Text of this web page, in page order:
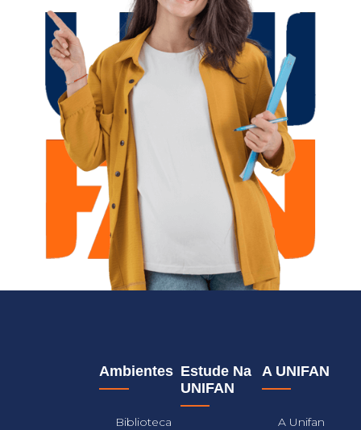
A UNIFAN
A Unifan
Estude Na
UNIFAN
Ambientes
Biblioteca